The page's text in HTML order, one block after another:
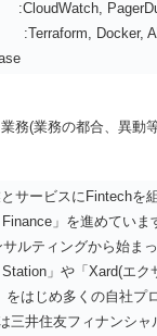
Docker,
務(業務の都合、異動
サービスにFintechを
Finance」を進めていま
サルティングから始ま
」や「Xard(エク
をはじめ多くの自社プ
三井住友フィナンシ